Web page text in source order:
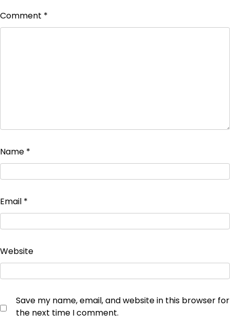
Comment *
Name *
Email *
Website
Save my name, email, and website in this browser for
the next time I comment.